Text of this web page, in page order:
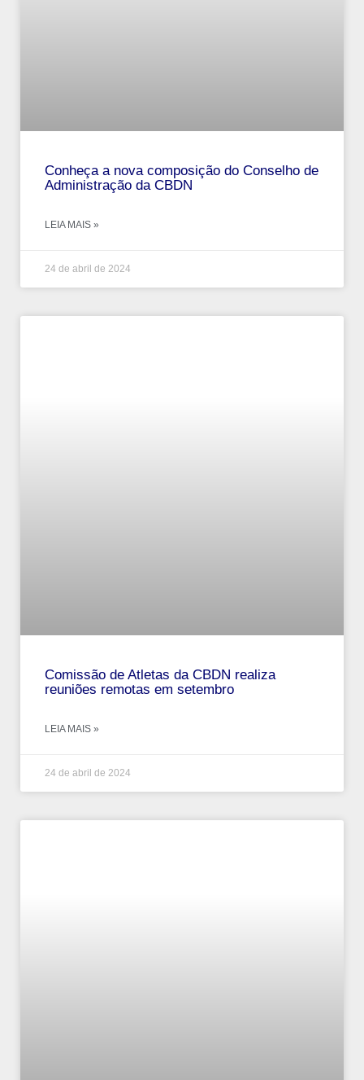
Conheça a nova composição do Conselho de
Administração da CBDN
LEIA MAIS »
24 de abril de 2024
Comissão de Atletas da CBDN realiza
reuniões remotas em setembro
LEIA MAIS »
24 de abril de 2024